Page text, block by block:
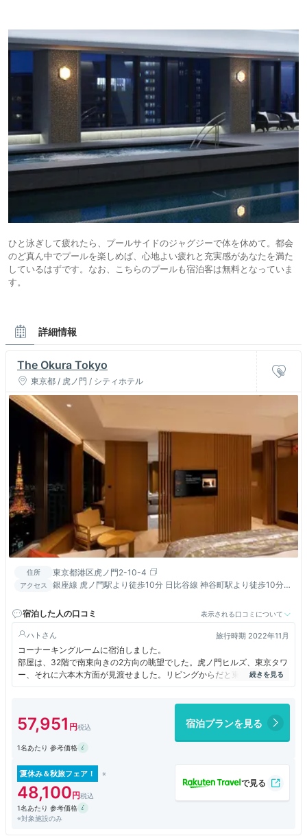
ひと泳ぎして疲れたら、プールサイドのジャグジーで体を休めて。都会
のど真ん中でプールを楽しめば、心地よい疲れと充実感があなたを満た
しているはずです。なお、こちらのプールも宿泊客は無料となっていま
す。
詳細情報
The Okura Tokyo
東京都 / 虎ノ門 / シティホテル
住所 東京都港区虎ノ門2-10-4
アクセス
銀座線 虎ノ門駅より徒歩10分 日比谷線 神谷町駅より徒歩10分
て約15分
宿泊した人の口コミ 表示される口コミについて
ハト 旅行時期 2022年11月
コーナーキングルームに宿泊しました。
部屋は、32階で南東向きの2方向の眺望でした。虎ノ門ヒルズ、東京タワ
ー、それに六本木方面が見渡せました。リビングからだと東京タワーは見
えにくい位置でしたが、バスルームからはばっちり見えて、ライトアップ
空間なので日本人には使いやすいタイプです。
前述の通り、ビューバスになっており、窓からは東京タワーを見ることが
できました。バスタブにはTVもついており、ゆっくりお湯につかるには
アメニティ類も充実していますし、ターンダウンもあって、ベッドサイド
チョコレートまでいただけました。
プールと浴場も使用しましたが、設備が奇麗で広々としており、使いやす
かったです。
朝食はオーキッドでビュッフェと、別でフレンチトーストも食べました。
57,951 宿泊プランを見る
1名あたり 参考価格
夏休み＆秋旅フェア！
48,100
1名あたり 参考価格
※対象施設のみ